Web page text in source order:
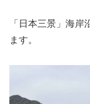
「日本三景」海岸
ます。